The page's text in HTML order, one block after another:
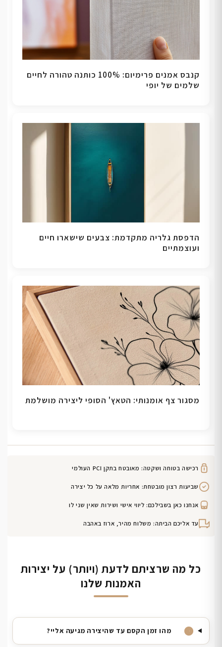
קנבס אמנים פרימיום: 100% כותנה טהורה לחיים
שלמים של יופי
הדפסת גלריה מתקדמת: צבעים שישארו חיים
ועוצמתיים
מסגור צף אומנותי: הטאץ' הסופי ליצירה מושלמת
רכישה בטוחה ושקטה: מאובטח בתקן PCI העולמי
שביעות רצון מובטחת: אחריות מלאה על כל יצירה
אנחנו כאן בשבילכם: ליווי אישי ושירות שאין שני לו
עד אליכם הביתה: משלוח מהיר, ארוז באהבה
כל מה שרציתם לדעת (ויותר) על יצירות
האמנות שלנו
מהו זמן הקסם עד שהיצירה מגיעה אליי?